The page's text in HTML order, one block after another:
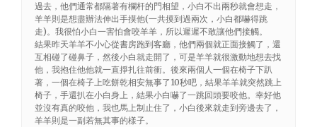
過去，他們通常都隔著有欄杆的門相望，小白不出兩秒就會想走，
羊羊則是想盡辦法伸出手摸他(一共摸到過兩次，小白都嚇得跳
走)。我很怕小白一害怕會咬羊羊，所以遲遲不敢讓他們接觸。
結果昨天羊羊不小心從書房跑到客廳，他們兩個就正面接觸了，還
互相碰了碰鼻子，然後小白就走開了，可是羊羊就很激動地想去找
他，我抱住他他就一直掙扎往前衝。後來兩個人一個在椅子下趴
著，一個在椅子上吃餅乾相安無事了10秒吧，結果羊羊就突然跳上
椅子，手還扒在小白身上，結果小白嚇了一跳回頭要咬他。幸好他
並沒有真的咬他，我也馬上制止住了，小白後來就走到旁邊去了，
羊羊則是一副若無其事的樣子。